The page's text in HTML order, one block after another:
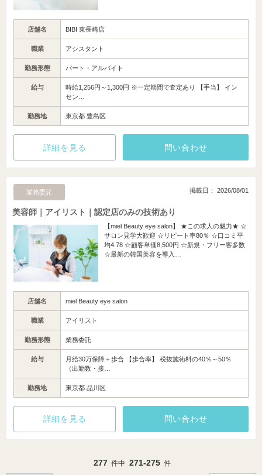
店舗名 BIBI 東長崎店
職業 アシスタント
勤務形態 パート・アルバイト
給与
時給1,256円～1,300円 ※一定期間で査定あり 【手当】 イン
セン…
勤務地 東京都 豊島区
詳細を見る 問い合わせ
業務委託 掲載日： 2026/08/01
美容師｜アイリスト｜認定店のみの技術あり
【miel Beauty eye salon】 ★この求人の魅力★ ☆
サロン見学大歓迎 ☆リピート率80％ ☆口コミ平
均4.78 ☆顧客単価8,500円 ☆新規・フリー客多数
☆最新の韓国美容を導入…
店舗名 miel Beauty eye salon
職業 アイリスト
勤務形態 業務委託
給与
月給30万保障＋歩合 【歩合率】 税抜施術料の40％～50％
（出勤数・接…
勤務地 東京都 品川区
詳細を見る 問い合わせ
277 件中 271-275 件